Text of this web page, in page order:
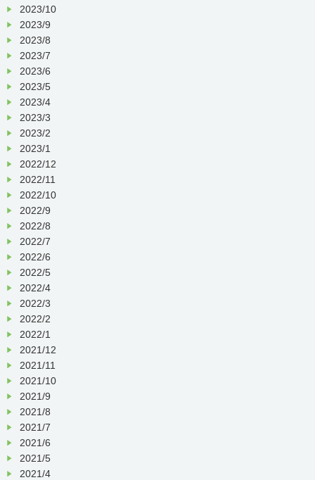
2023/10
2023/9
2023/8
2023/7
2023/6
2023/5
2023/4
2023/3
2023/2
2023/1
2022/12
2022/11
2022/10
2022/9
2022/8
2022/7
2022/6
2022/5
2022/4
2022/3
2022/2
2022/1
2021/12
2021/11
2021/10
2021/9
2021/8
2021/7
2021/6
2021/5
2021/4